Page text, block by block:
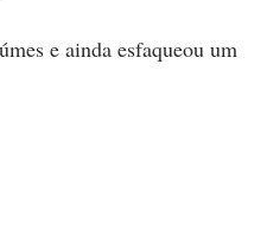
e ainda esfaqueou um